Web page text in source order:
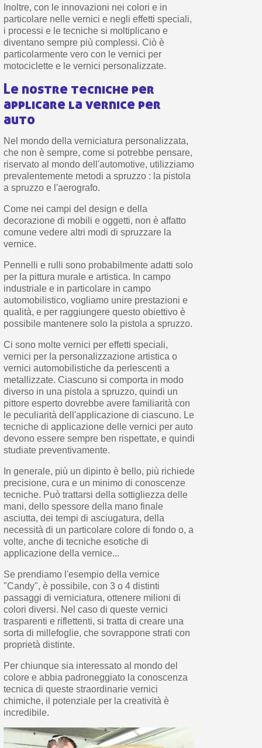
Inoltre, con le innovazioni nei colori e in
particolare nelle vernici e negli effetti speciali,
i processi e le tecniche si moltiplicano e
diventano sempre più complessi. Ciò è
particolarmente vero con le vernici per
motociclette e le vernici personalizzate.
Le nostre tecniche per
applicare la vernice per
auto
Nel mondo della verniciatura personalizzata,
che non è sempre, come si potrebbe pensare,
riservato al mondo dell'automotive, utilizziamo
prevalentemente metodi a spruzzo : la pistola
a spruzzo e l'aerografo.
Come nei campi del design e della
decorazione di mobili e oggetti, non è affatto
comune vedere altri modi di spruzzare la
vernice.
Pennelli e rulli sono probabilmente adatti solo
per la pittura murale e artistica. In campo
industriale e in particolare in campo
automobilistico, vogliamo unire prestazioni e
qualità, e per raggiungere questo obiettivo è
possibile mantenere solo la pistola a spruzzo.
Ci sono molte vernici per effetti speciali,
vernici per la personalizzazione artistica o
vernici automobilistiche da perlescenti a
metallizzate. Ciascuno si comporta in modo
diverso in una pistola a spruzzo, quindi un
pittore esperto dovrebbe avere familiarità con
le peculiarità dell'applicazione di ciascuno. Le
tecniche di applicazione delle vernici per auto
devono essere sempre ben rispettate, e quindi
studiate preventivamente.
In generale, più un dipinto è bello, più richiede
precisione, cura e un minimo di conoscenze
tecniche. Può trattarsi della sottigliezza delle
mani, dello spessore della mano finale
asciutta, dei tempi di asciugatura, della
necessità di un particolare colore di fondo o, a
volte, anche di tecniche esotiche di
applicazione della vernice...
Se prendiamo l'esempio della vernice
"Candy", è possibile, con 3 o 4 distinti
passaggi di verniciatura, ottenere milioni di
colori diversi. Nel caso di queste vernici
trasparenti e riflettenti, si tratta di creare una
sorta di millefoglie, che sovrappone strati con
proprietà distinte.
Per chiunque sia interessato al mondo del
colore e abbia padroneggiato la conoscenza
tecnica di queste straordinarie vernici
chimiche, il potenziale per la creatività è
incredibile.